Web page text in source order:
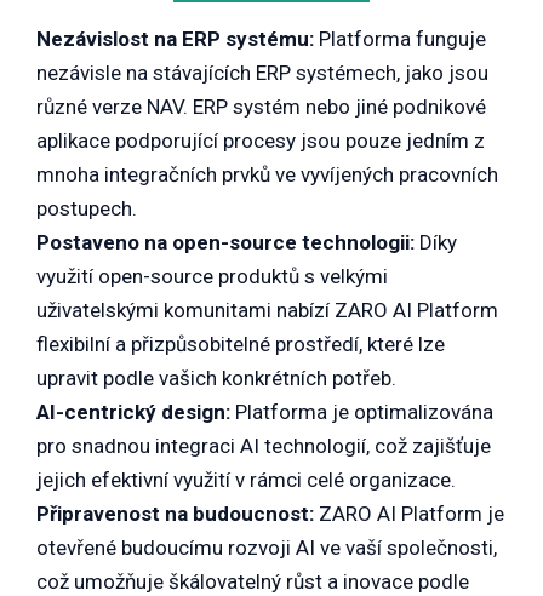
Nezávislost na ERP systému: Platforma funguje
nezávisle na stávajících ERP systémech, jako jsou
různé verze NAV. ERP systém nebo jiné podnikové
aplikace podporující procesy jsou pouze jedním z
mnoha integračních prvků ve vyvíjených pracovních
postupech.
Postaveno na open-source technologii: Díky
využití open-source produktů s velkými
uživatelskými komunitami nabízí ZARO AI Platform
flexibilní a přizpůsobitelné prostředí, které lze
upravit podle vašich konkrétních potřeb.
AI-centrický design: Platforma je optimalizována
pro snadnou integraci AI technologií, což zajišťuje
jejich efektivní využití v rámci celé organizace.
Připravenost na budoucnost: ZARO AI Platform je
otevřené budoucímu rozvoji AI ve vaší společnosti,
což umožňuje škálovatelný růst a inovace podle